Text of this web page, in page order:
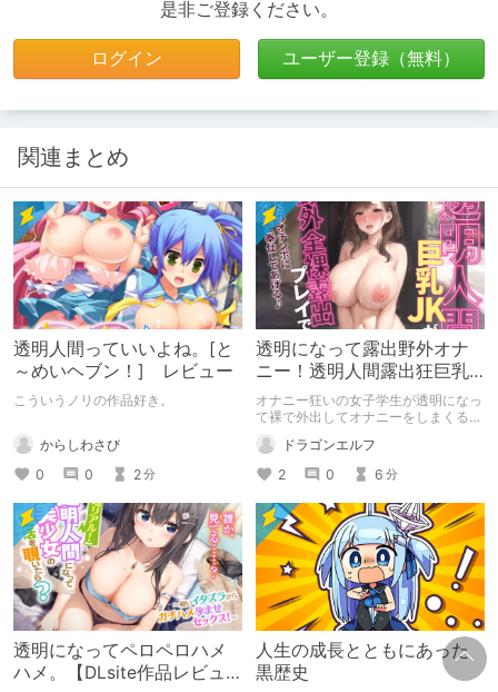
是非ご登録ください。
ログイン ユーザー登録（無料）
関連まとめ
透明人間っていいよね。[と
～めいヘブン！] レビュー
こういうノリの作品好き。
からしわさび
0
0 2分
透明になって露出野外オナ
ニー！透明人間露出狂巨乳
女子爆誕
オナニー狂いの女子学生が透明になっ
て裸で外出してオナニーをしまくるボ
イス・ASMR作品をご紹介します。
ドラゴンエルフ
2
0 6 分
透明になってペロペロハメ
ハメ。【DLsite作品レビュ
人生の成長とともにあった
黒歴史